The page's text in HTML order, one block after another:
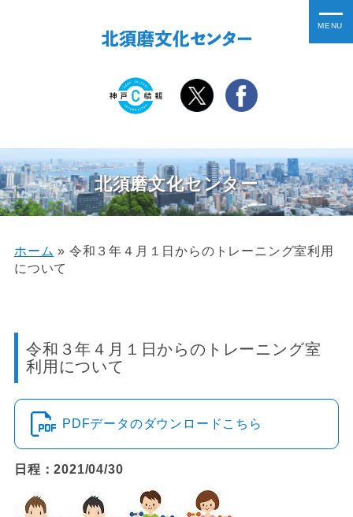
北須磨文化センター
ホーム » 令和３年４月１日からのトレーニング室利用
について
令和３年４月１日からのトレーニング室
利用について
PDFデータのダウンロードこちら
日程：2021/04/30